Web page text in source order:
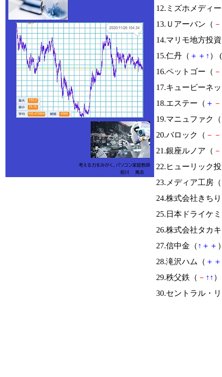
12.ミズホメディ
13.Ｕアーバン（ －
14.マリモ地方投
15.仁丹（ ＋ ＋ ↑ ） (
16.ペットゴー（ －
17.キュービーネ
18.エステー（ ＋ －
19.マニュファク（
20.バロック（ － －
21.銀座ルノア（ －
22.ヒューリック
23.メディア工房（
24.株式会社きち
25.日本ドライケ
26.株式会社タカ
27.信中金（ ↑ ＋ ＋
28.滝沢ハム（ ＋ ＋
29.秩父鉄（ － ↑ ↑
30.セントラル・